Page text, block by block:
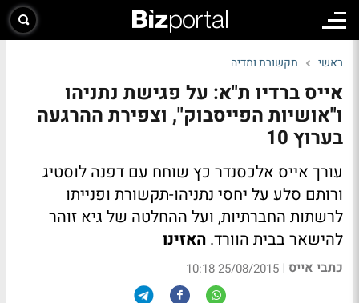
ראשי תקשורת ומדיה
אייס ברדיו ת"א: על פגישת נתניהו
ו"אושיות הפייסבוק", וצפירת ההרגעה
בערוץ 10
עורך אייס אלכסנדר כץ שוחח עם דפנה לוסטיג
ורותם סלע על יחסי נתניהו-תקשורת ופנייתו
לרשתות החברתיות, ועל ההחלטה של גיא זוהר
להישאר בבית הוורד. האזינו
כתבי אייס |
25/08/2015 10:18